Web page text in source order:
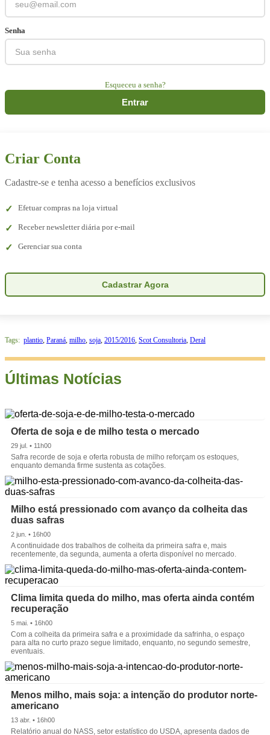
Senha
Esqueceu a senha?
Entrar
Criar Conta
Cadastre-se e tenha acesso a benefícios exclusivos
Efetuar compras na loja virtual
Receber newsletter diária por e-mail
Gerenciar sua conta
Cadastrar Agora
Tags: plantio, Paraná, milho, soja, 2015/2016, Scot Consultoria, Deral
Últimas Notícias
Oferta de soja e de milho testa o mercado
29 jul. • 11h00
Safra recorde de soja e oferta robusta de milho reforçam os estoques,
enquanto demanda firme sustenta as cotações.
Milho está pressionado com avanço da colheita das
duas safras
2 jun. • 16h00
A continuidade dos trabalhos de colheita da primeira safra e, mais
recentemente, da segunda, aumenta a oferta disponível no mercado.
Clima limita queda do milho, mas oferta ainda contém
recuperação
5 mai. • 16h00
Com a colheita da primeira safra e a proximidade da safrinha, o espaço
para alta no curto prazo segue limitado, enquanto, no segundo semestre,
eventuais.
Menos milho, mais soja: a intenção do produtor norte-
americano
13 abr. • 16h00
Relatório anual do NASS, setor estatístico do USDA, apresenta dados de